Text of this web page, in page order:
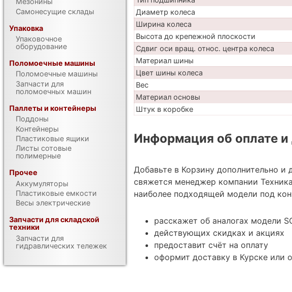
Диаметр колеса
Ширина колеса
Высота до крепежной плоскости
Сдвиг оси вращ. относ. центра колеса
Материал шины
Цвет шины колеса
Вес
Материал основы
Штук в коробке
Информация об оплате и
Добавьте в Корзину дополнительно
свяжется менеджер компании
наиболее подходящей модели под
расскажет об аналогах модели
действующих скидках и акциях
предоставит счёт на оплату
оформит доставку в Курске или
Самонесущие склады
Упаковка
Упаковочное
оборудование
Поломоечные машины
Поломоечные машины
Запчасти для
поломоечных машин
Паллеты и контейнеры
Поддоны
Контейнеры
Пластиковые ящики
Листы сотовые
полимерные
Прочее
Аккумуляторы
Пластиковые емкости
Весы электрические
Запчасти для складской
техники
Запчасти для
гидравлических тележек